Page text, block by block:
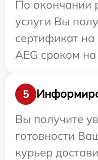
По окончании
услуги Вы
сертификат на
AEG сроком
5
Вы получите
готовности
курьер